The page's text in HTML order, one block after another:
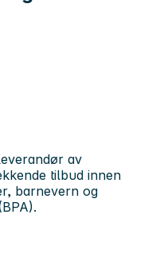
av
tilbud innen
barnevern og